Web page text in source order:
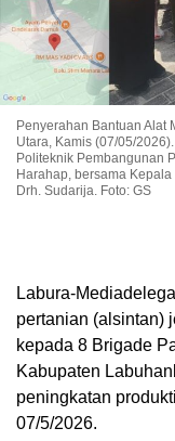
Penyerahan Bantuan Alat
Utara, Kamis (07/05/
Politeknik Pembangunan
Harahap, bersama
Drh. Sudarija. Foto: GS
Labura-
pertanian (alsintan)
kepada 8 Brigade
Kabupaten
peningkatan
07/5/2026.